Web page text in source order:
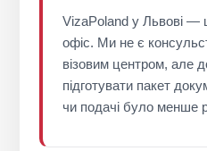
VizaPoland у Львові —
офіс. Ми не є
візовим центром, але
підготувати пакет
чи подачі було менше